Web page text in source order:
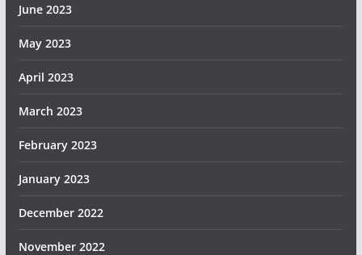
June 2023
May 2023
April 2023
March 2023
February 2023
January 2023
December 2022
November 2022